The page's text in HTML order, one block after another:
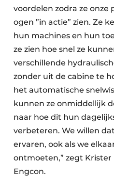
voordelen zodra ze
ogen ”in actie” zien. Ze
hun machines en hun
ze zien hoe snel ze
verschillende
zonder uit de cabine te
het automatische
kunnen ze onmiddellijk
naar hoe dit hun
verbeteren. We willen
ervaren, ook als we
ontmoeten,” zegt Krister
Engcon.